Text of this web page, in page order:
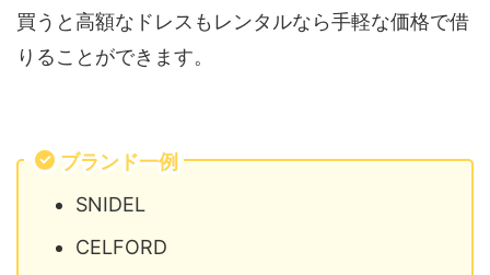
買うと高額なドレスもレンタルなら手軽な価格で借
りることができます。
ブランド一例
SNIDEL
CELFORD